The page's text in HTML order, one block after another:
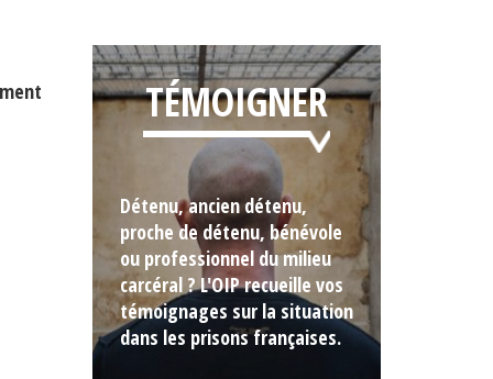
TÉMOIGNER
Détenu, ancien détenu,
proche de détenu, bénévole
ou professionnel du milieu
carcéral ? L'OIP recueille vos
témoignages sur la situation
dans les prisons françaises.